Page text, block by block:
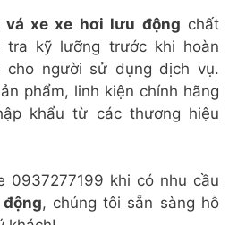
vá xe xe hơi lưu động chất
tra kỹ lưỡng trước khi hoàn
cho người sử dụng dịch vụ.
phẩm, linh kiện chính hãng
khẩu từ các thương hiệu
0937277199 khi có nhu cầu
, chúng tôi sẵn sàng hỗ